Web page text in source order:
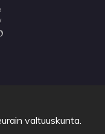
valtuuskunta.